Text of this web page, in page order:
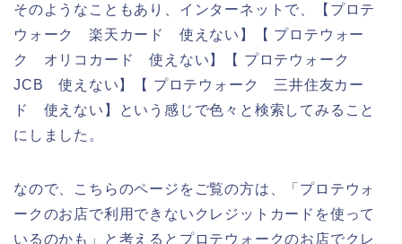
そのようなこともあり、インターネットで、【プロテ
ウォーク 楽天カード 使えない】【 プロテウォー
ク オリコカード 使えない】【 プロテウォーク
JCB 使えない】【 プロテウォーク 三井住友カー
ド 使えない】という感じで色々と検索してみること
にしました。
なので、こちらのページをご覧の方は、「プロテウォ
ークのお店で利用できないクレジットカードを使って
いるのかも」と考えるとプロテウォークのお店でクレ